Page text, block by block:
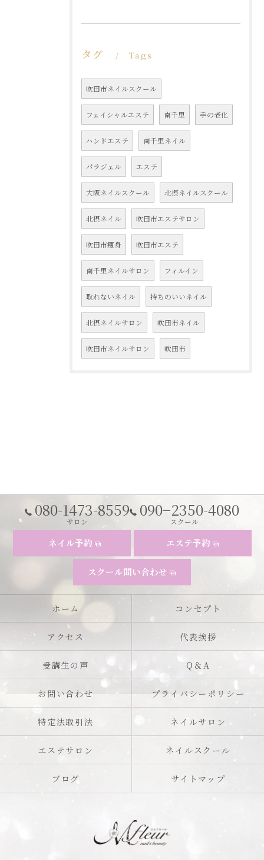
タグ Tags
吹田市ネイルスクール
フェイシャルエステ 南千里 手の老化
ハンドエステ 南千里ネイル
パラジェル エステ
大阪ネイルスクール 北摂ネイルスクール
北摂ネイル 吹田市エステサロン
吹田市痩身 吹田市エステ
南千里ネイルサロン フィルイン
取れないネイル 持ちのいいネイル
北摂ネイルサロン 吹田市ネイル
吹田市ネイルサロン 吹田市
080-1473-8559
サロン
090−2350-4080
スクール
ネイル予約
スクール問い合わせ
エステ予約
ホーム コンセプト
アクセス 代表挨拶
受講生の声 Q＆A
お問い合わせ プライバシーポリシー
特定法取引法 ネイルサロン
エステサロン ネイルスクール
ブログ サイトマップ